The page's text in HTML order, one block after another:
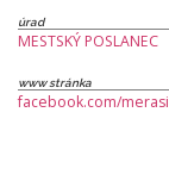
úrad
MESTSKÝ POSLANEC
www stránka
facebook.com/